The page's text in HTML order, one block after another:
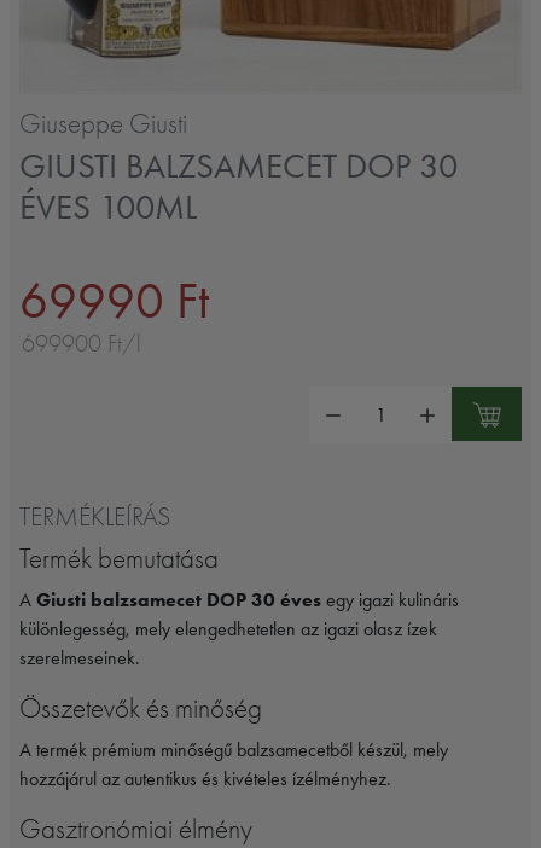
Giuseppe Giusti
GIUSTI BALZSAMECET DOP 30
ÉVES 100ML
69990 Ft
699900 Ft/l
TERMÉKLEÍRÁS
Termék bemutatása
A Giusti balzsamecet DOP 30 éves egy igazi kulináris
különlegesség, mely elengedhetetlen az igazi olasz ízek
szerelmeseinek.
Összetevők és minőség
A termék prémium minőségű balzsamecetből készül, mely
hozzájárul az autentikus és kivételes ízélményhez.
Gasztronómiai élmény